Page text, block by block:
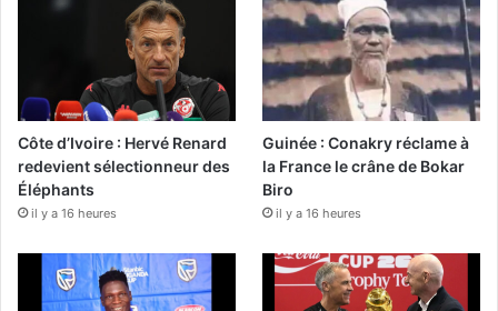
Côte d’Ivoire : Hervé Renard
redevient sélectionneur des
Éléphants
il y a 16 heures
Guinée : Conakry réclame à
la France le crâne de Bokar
Biro
il y a 16 heures